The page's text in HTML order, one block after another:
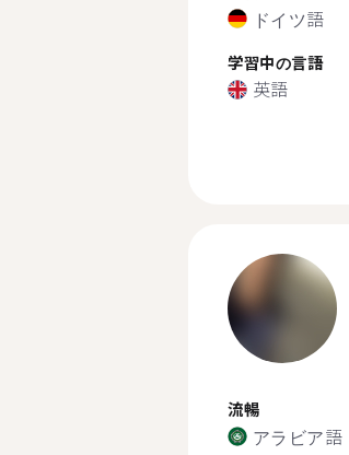
ドイツ語
学習中の言語
英語
流暢
アラビア語